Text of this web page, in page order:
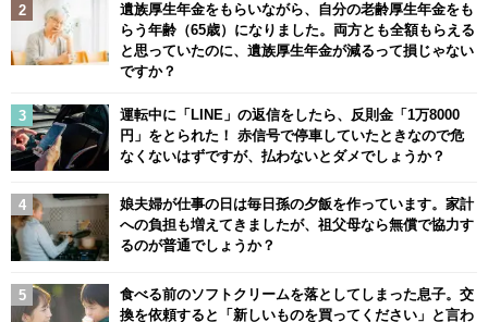
遺族厚生年金をもらいながら、自分の老齢厚生年金をも
らう年齢（65歳）になりました。両方とも全額もらえる
と思っていたのに、遺族厚生年金が減るって損じゃない
ですか？
運転中に「LINE」の返信をしたら、反則金「1万8000
円」をとられた！ 赤信号で停車していたときなので危
なくないはずですが、払わないとダメでしょうか？
娘夫婦が仕事の日は毎日孫の夕飯を作っています。家計
への負担も増えてきましたが、祖父母なら無償で協力す
るのが普通でしょうか？
食べる前のソフトクリームを落としてしまった息子。交
換を依頼すると「新しいものを買ってください」と言わ